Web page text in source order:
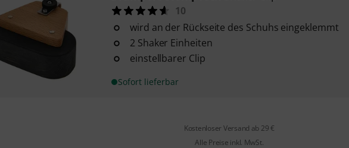
10
wird an der Rückseite des Schuhs eingeklemmt
2 Shaker Einheiten
einstellbarer Clip
Sofort lieferbar
Kostenloser Versand ab 29 €
Alle Preise inkl. MwSt.